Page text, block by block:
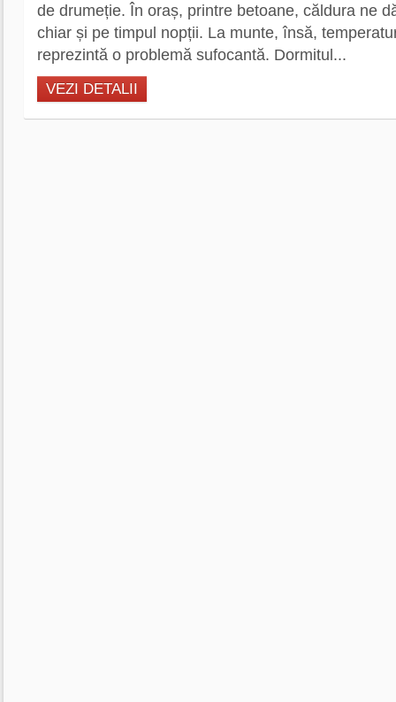
de drumeție. În oraș, printre betoane, căldura ne
chiar și pe timpul nopții. La munte, însă,
reprezintă o problemă sufocantă. Dormitul...
VEZI DETALII